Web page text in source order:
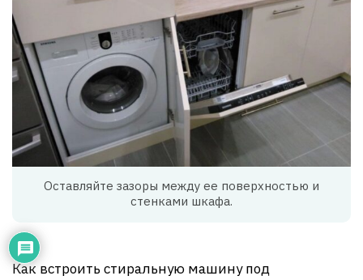
Оставляйте зазоры между ее поверхностью и
стенками шкафа.
Как встроить стиральную машину под